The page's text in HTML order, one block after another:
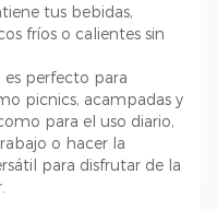
tus bebidas,
fríos o calientes sin
es perfecto para
picnics, acampadas y
para el uso diario,
o hacer la
para disfrutar de la